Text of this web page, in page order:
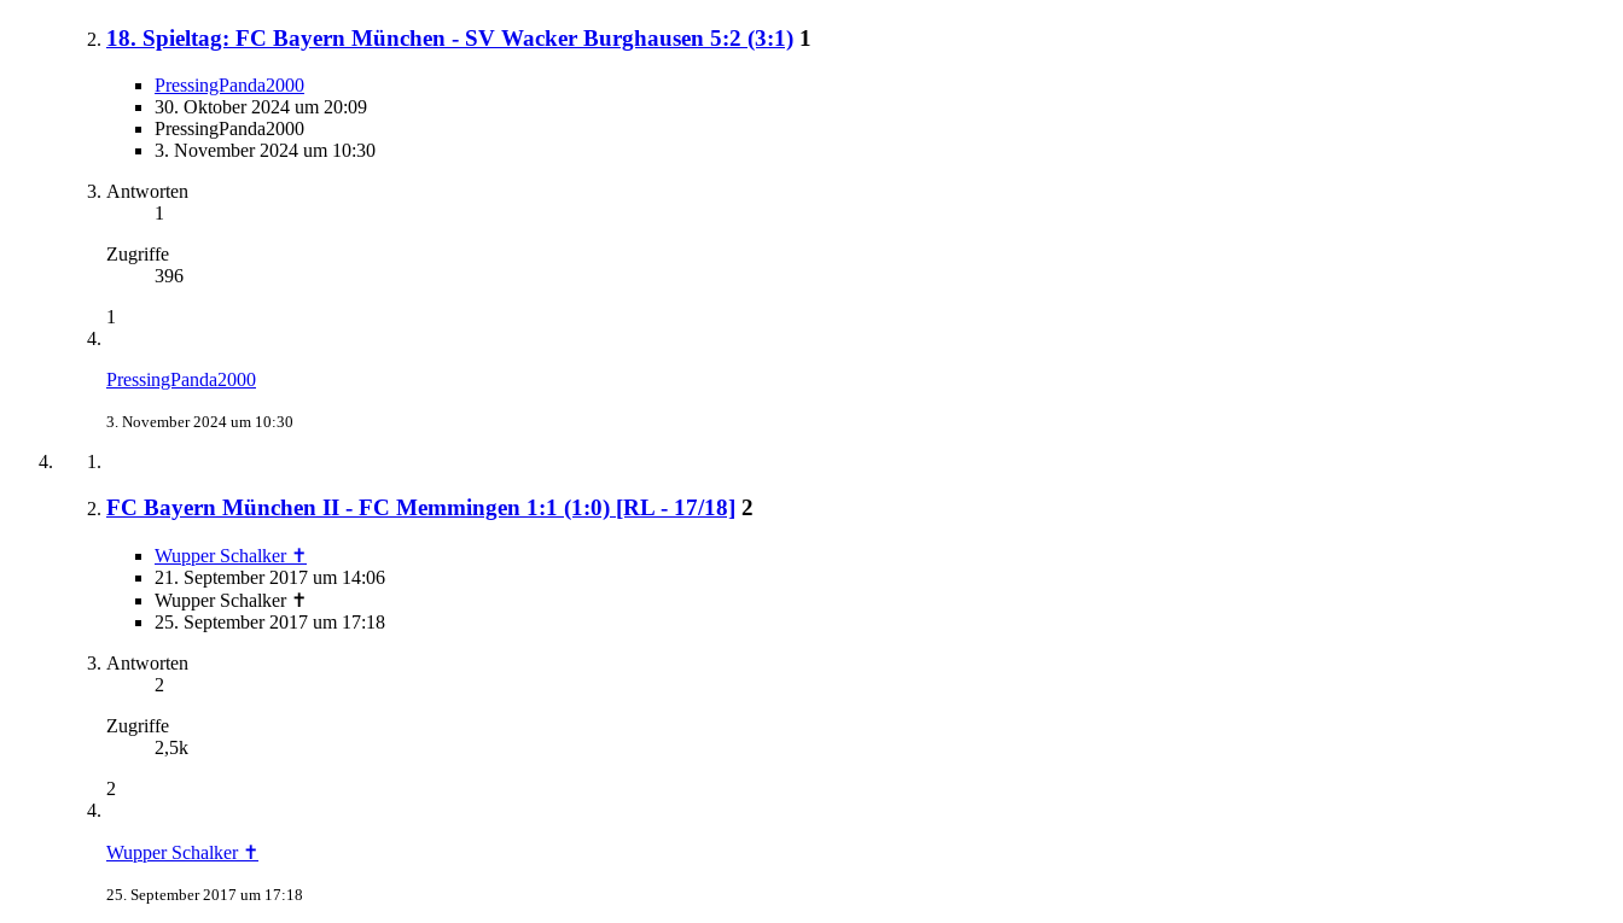
18. Spieltag: FC Bayern München - SV Wacker Burghausen 5:2 (3:1) 1
PressingPanda2000
30. Oktober 2024 um 20:09
PressingPanda2000
3. November 2024 um 10:30
Antworten
1
Zugriffe
396
1
PressingPanda2000
3. November 2024 um 10:30
FC Bayern München II - FC Memmingen 1:1 (1:0) [RL - 17/18] 2
Wupper Schalker ✝
21. September 2017 um 14:06
Wupper Schalker ✝
25. September 2017 um 17:18
Antworten
2
Zugriffe
2,5k
2
Wupper Schalker ✝
25. September 2017 um 17:18